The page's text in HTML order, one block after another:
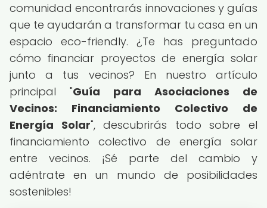
comunidad encontrarás innovaciones y guías
que te ayudarán a transformar tu casa en un
espacio eco-friendly. ¿Te has preguntado
cómo financiar proyectos de energía solar
junto a tus vecinos? En nuestro artículo
principal "Guía para Asociaciones de
Vecinos: Financiamiento Colectivo de
Energía Solar", descubrirás todo sobre el
financiamiento colectivo de energía solar
entre vecinos. ¡Sé parte del cambio y
adéntrate en un mundo de posibilidades
sostenibles!